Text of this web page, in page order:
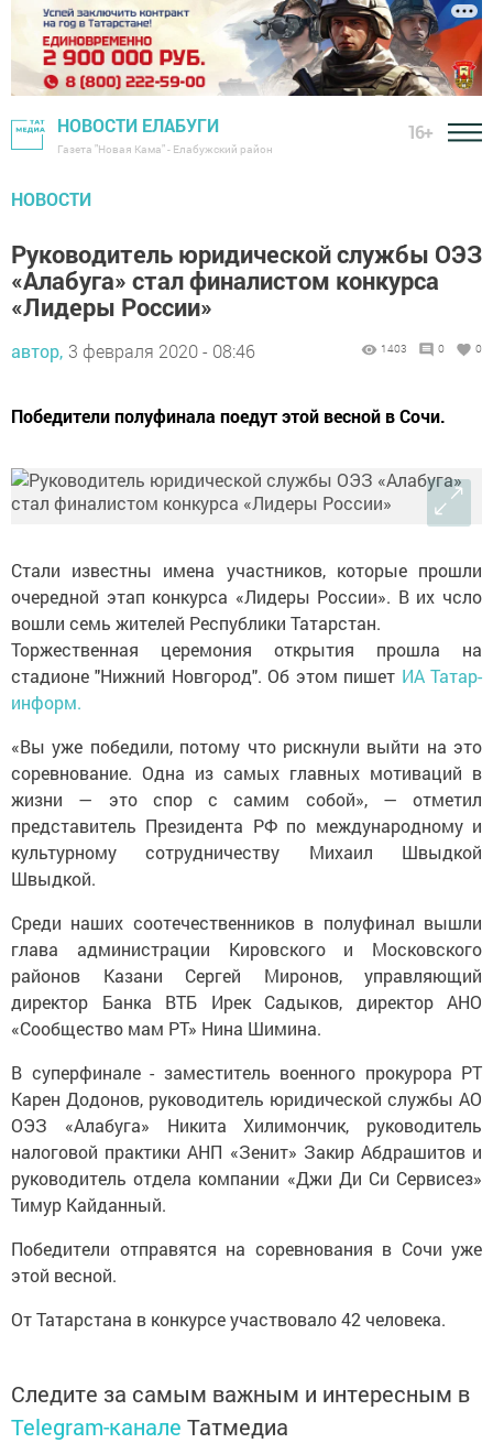
НОВОСТИ ЕЛАБУГИ
Газета "Новая Кама" - Елабужский район
16+
НОВОСТИ
Руководитель юридической службы ОЭЗ
«Алабуга» стал финалистом конкурса
«Лидеры России»
автор, 3 февраля 2020 - 08:46 1403 0 0
Победители полуфинала поедут этой весной в Сочи.
Стали известны имена участников, которые прошли
очередной этап конкурса «Лидеры России». В их чсло
вошли семь жителей Республики Татарстан.
Торжественная церемония открытия прошла на
стадионе "Нижний Новгород". Об этом пишет ИА Татар-
информ.
«Вы уже победили, потому что рискнули выйти на это
соревнование. Одна из самых главных мотиваций в
жизни — это спор с самим собой», — отметил
представитель Президента РФ по международному и
культурному сотрудничеству Михаил Швыдкой
Швыдкой.
Среди наших соотечественников в полуфинал вышли
глава администрации Кировского и Московского
районов Казани Сергей Миронов, управляющий
директор Банка ВТБ Ирек Садыков, директор АНО
«Сообщество мам РТ» Нина Шимина.
В суперфинале - заместитель военного прокурора РТ
Карен Додонов, руководитель юридической службы АО
ОЭЗ «Алабуга» Никита Хилимончик, руководитель
налоговой практики АНП «Зенит» Закир Абдрашитов и
руководитель отдела компании «Джи Ди Си Сервисез»
Тимур Кайданный.
Победители отправятся на соревнования в Сочи уже
этой весной.
От Татарстана в конкурсе участвовало 42 человека.
Следите за самым важным и интересным в
Telegram-канале Татмедиа